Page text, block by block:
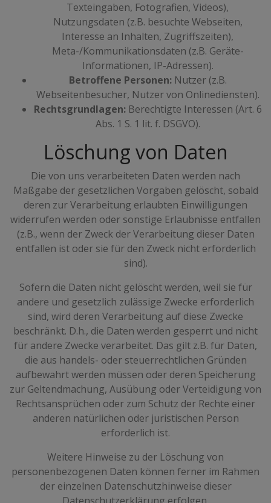
Texteingaben, Fotografien, Videos),
Nutzungsdaten (z.B. besuchte Webseiten,
Interesse an Inhalten, Zugriffszeiten),
Meta-/Kommunikationsdaten (z.B. Geräte-
Informationen, IP-Adressen).
Betroffene Personen:Nutzer (z.B.
Webseitenbesucher, Nutzer von Onlinediensten).
Rechtsgrundlagen:Berechtigte Interessen (Art. 6
Abs. 1 S. 1 lit. f. DSGVO).
Löschung von Daten
Die von uns verarbeiteten Daten werden nach
Maßgabe der gesetzlichen Vorgaben gelöscht, sobald
deren zur Verarbeitung erlaubten Einwilligungen
widerrufen werden oder sonstige Erlaubnisse entfallen
(z.B., wenn der Zweck der Verarbeitung dieser Daten
entfallen ist oder sie für den Zweck nicht erforderlich
sind).
Sofern die Daten nicht gelöscht werden, weil sie für
andere und gesetzlich zulässige Zwecke erforderlich
sind, wird deren Verarbeitung auf diese Zwecke
beschränkt. D.h., die Daten werden gesperrt und nicht
für andere Zwecke verarbeitet. Das gilt z.B. für Daten,
die aus handels- oder steuerrechtlichen Gründen
aufbewahrt werden müssen oder deren Speicherung
zur Geltendmachung, Ausübung oder Verteidigung von
Rechtsansprüchen oder zum Schutz der Rechte einer
anderen natürlichen oder juristischen Person
erforderlich ist.
Weitere Hinweise zu der Löschung von
personenbezogenen Daten können ferner im Rahmen
der einzelnen Datenschutzhinweise dieser